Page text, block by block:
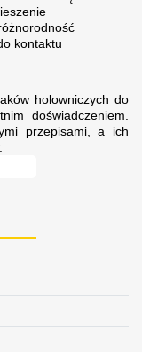
kontaktu
holowniczych do
doświadczeniem.
przepisami, a ich